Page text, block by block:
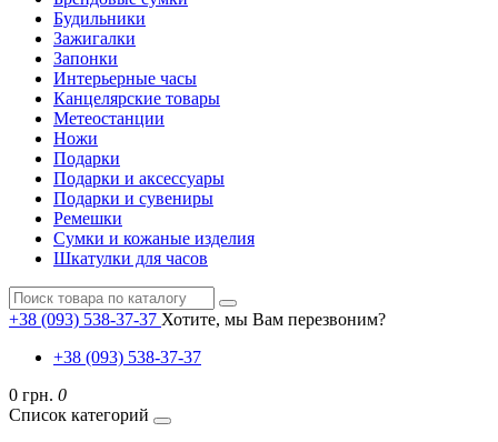
Будильники
Зажигалки
Запонки
Интерьерные часы
Канцелярские товары
Метеостанции
Ножи
Подарки
Подарки и аксессуары
Подарки и сувениры
Ремешки
Сумки и кожаные изделия
Шкатулки для часов
+38 (093) 538-37-37 Хотите, мы Вам перезвоним?
+38 (093) 538-37-37
0 грн. 0
Список категорий